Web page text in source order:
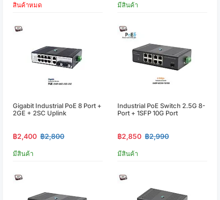
สินค้าหมด มีสินค้า
Gigabit Industrial PoE 8 Port +
2GE + 2SC Uplink
฿2,400 ฿2,800
มีสินค้า
Industrial PoE Switch 2.5G 8-
Port + 1SFP 10G Port
฿2,850 ฿2,990
มีสินค้า